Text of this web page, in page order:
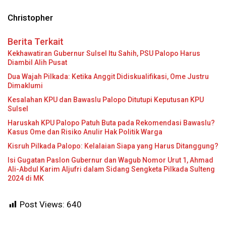
Christopher
Berita Terkait
Kekhawatiran Gubernur Sulsel Itu Sahih, PSU Palopo Harus
Diambil Alih Pusat
Dua Wajah Pilkada: Ketika Anggit Didiskualifikasi, Ome Justru
Dimaklumi
Kesalahan KPU dan Bawaslu Palopo Ditutupi Keputusan KPU
Sulsel
Haruskah KPU Palopo Patuh Buta pada Rekomendasi Bawaslu?
Kasus Ome dan Risiko Anulir Hak Politik Warga
Kisruh Pilkada Palopo: Kelalaian Siapa yang Harus Ditanggung?
Isi Gugatan Paslon Gubernur dan Wagub Nomor Urut 1, Ahmad
Ali-Abdul Karim Aljufri dalam Sidang Sengketa Pilkada Sulteng
2024 di MK
Post Views: 640